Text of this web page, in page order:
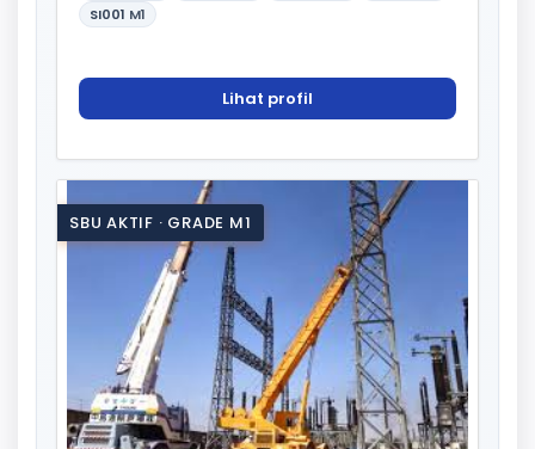
SI001 M1
Lihat profil
SBU AKTIF · GRADE M1